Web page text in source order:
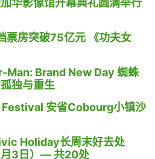
票房突破75亿元 《功夫女
Man: Brand New Day 蜘蛛
独与重生
安省Cobourg小镇沙
Holiday长周末好去处
月3日）— 共20处